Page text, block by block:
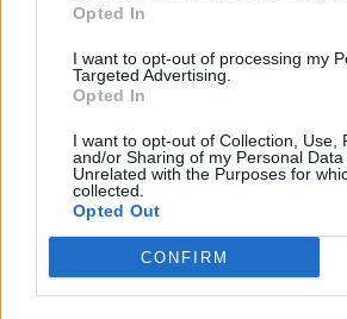
Opted In
I want to opt-out of processing my
Targeted Advertising.
Opted In
I want to opt-out of Collection, Use,
and/or Sharing of my Personal
Unrelated with the Purposes for
collected.
Opted Out
CONFIRM
Świat